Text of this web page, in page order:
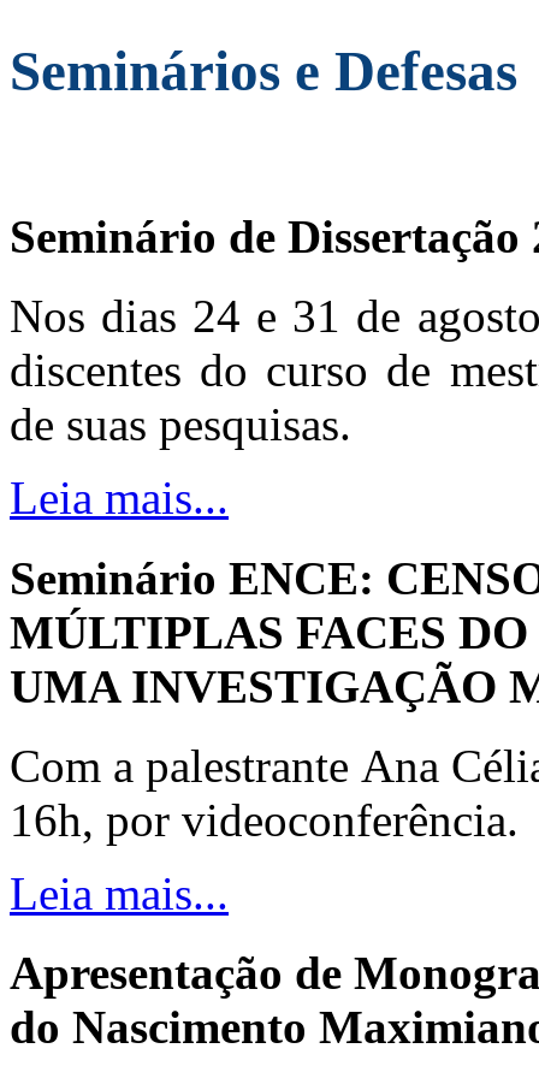
Seminários e Defesas
Seminário de Dissertação
Nos dias 24 e 31 de
discentes do curso de
de suas pesquisas.
Leia mais...
Seminário ENCE:
MÚLTIPLAS FACES
UMA INVESTIGAÇÃO
Com a palestrante Ana
16h, por videoconferência.
Leia mais...
Apresentação de
do Nascimento